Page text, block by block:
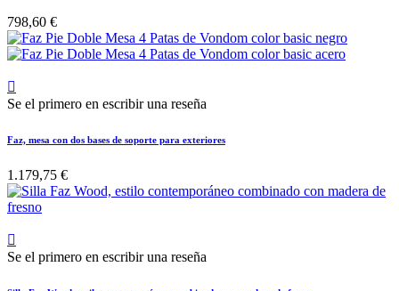
798,60 €

Se el primero en escribir una reseña
Faz, mesa con dos bases de soporte para exteriores
1.179,75 €

Se el primero en escribir una reseña